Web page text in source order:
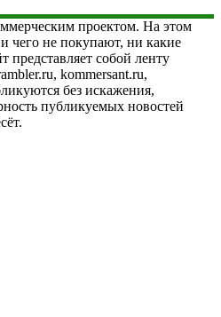
проектом. На этом
чего не покупают, ни какие
представляет собой ленту
kommersant.ru,
без искажения,
публикуемых новостей